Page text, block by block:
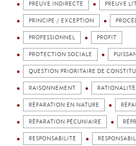
PREUVE INDIRECTE PREUVE
PRINCIPE / EXCEPTION
PROFESSIONNEL PROFIT
PROTECTION SOCIALE
QUESTION PRIORITAIRE DE
RAISONNEMENT RATIONALITÉ
RÉPARATION EN NATURE
RÉPARATION PÉCUNIAIRE
RESPONSABILITÉ